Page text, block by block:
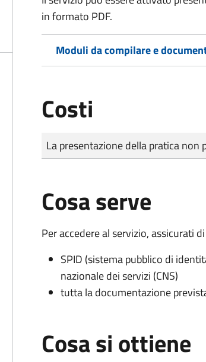
in formato PDF.
Moduli da compilare e
Costi
Tipo di pagamento
Importo
La presentazione della pratica non
Cosa serve
Per accedere al servizio, assicurati
SPID (sistema pubblico di
nazionale dei servizi (CNS)
tutta la documentazione
Cosa si ottiene